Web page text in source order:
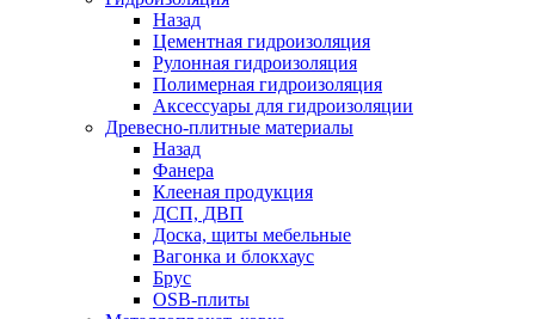
Назад
Цементная гидроизоляция
Рулонная гидроизоляция
Полимерная гидроизоляция
Аксессуары для гидроизоляции
Древесно-плитные материалы
Назад
Фанера
Клееная продукция
ДСП, ДВП
Доска, щиты мебельные
Вагонка и блокхаус
Брус
OSB-плиты